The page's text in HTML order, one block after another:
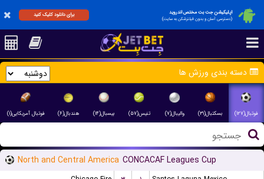
اپلیکیشن جت بت مختص اندروید
(دسترسی آسان و بدون فیلترشکن به سایت)
برای دانلود کلیک کنید
دسته بندی ورزش ها
فوتبال(۱۲۷) بسکتبال(۳۱) والیبال(۷) تنیس(۵۷) بیسبال(۱۴) هندبال(۶) فوتبال آمریکایی(۱)
North and Central America CONCACAF Leagues Cup